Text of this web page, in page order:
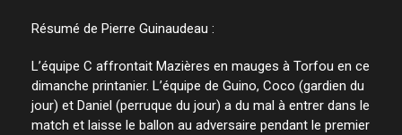
Résumé de Pierre Guinaudeau :
L’équipe C affrontait Mazières en mauges à Torfou en ce
dimanche printanier. L’équipe de Guino, Coco (gardien du
jour) et Daniel (perruque du jour) a du mal à entrer dans le
match et laisse le ballon au adversaire pendant le premier